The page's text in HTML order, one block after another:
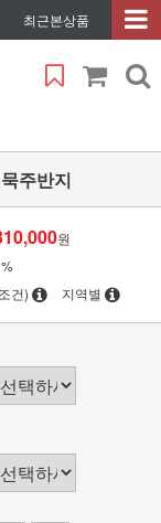
최근본상품
주반지
원
건) 지역별